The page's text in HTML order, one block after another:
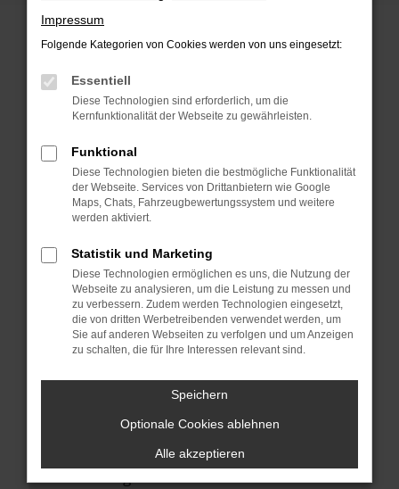
Fehler: Network Error
Beim Laden ist ein Fehler aufgetreten.
können:
Überprüfe deine Firewall und deine
Internetverbindung.
deine Suchmaschine?
Prüfe deine Browsererweiterungen.
Manche Erweiterungen, wie
Werbeblocker, können das Laden
bestimmter Seiten verhindern.
Funktioniert die Seite in einem anderen
Browser oder in einem privaten Fenster?
Starte dein Gerät neu.
Das kann manchmal helfen,
vorübergehende Probleme zu beheben.
Impressum
Folgende Kategorien von Cookies werden von uns eingesetzt:
Essentiell
Diese Technologien sind erforderlich, um die
Kernfunktionalität der Webseite zu gewährleisten.
Funktional
Diese Technologien bieten die bestmögliche Funktionalität
der Webseite. Services von Drittanbietern wie Google
Maps, Chats, Fahrzeugbewertungssystem und weitere
werden aktiviert.
Statistik und Marketing
Diese Technologien ermöglichen es uns, die Nutzung der
Webseite zu analysieren, um die Leistung zu messen und
zu verbessern. Zudem werden Technologien eingesetzt,
die von dritten Werbetreibenden verwendet werden, um
Sie auf anderen Webseiten zu verfolgen und um Anzeigen
zu schalten, die für Ihre Interessen relevant sind.
Speichern
Optionale Cookies ablehnen
Alle akzeptieren